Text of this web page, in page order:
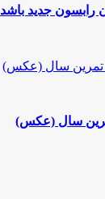
رابسون جدید باشد
سال (عکس)